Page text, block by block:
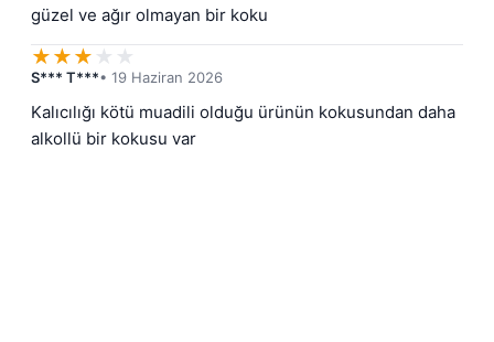
güzel ve ağır olmayan bir koku
★★★ ★ ★
S*** T***• 19 Haziran 2026
Kalıcılığı kötü muadili olduğu ürünün kokusundan daha
alkollü bir kokusu var